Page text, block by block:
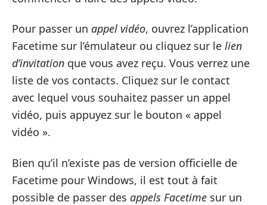
Pour passer un appel vidéo, ouvrez l’application
Facetime sur l’émulateur ou cliquez sur le lien
d’invitation que vous avez reçu. Vous verrez une
liste de vos contacts. Cliquez sur le contact
avec lequel vous souhaitez passer un appel
vidéo, puis appuyez sur le bouton « appel
vidéo ».
Bien qu’il n’existe pas de version officielle de
Facetime pour Windows, il est tout à fait
possible de passer des appels Facetime sur un